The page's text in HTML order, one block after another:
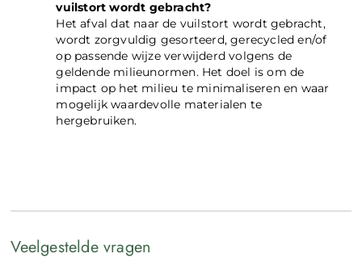
vuilstort wordt gebracht?
Het afval dat naar de vuilstort wordt gebracht,
wordt zorgvuldig gesorteerd, gerecycled en/of
op passende wijze verwijderd volgens de
geldende milieunormen. Het doel is om de
impact op het milieu te minimaliseren en waar
mogelijk waardevolle materialen te
hergebruiken.
Veelgestelde vragen